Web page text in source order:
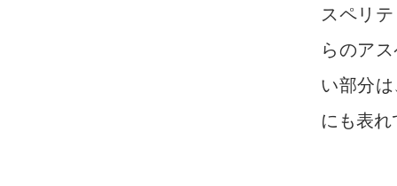
スペリ
らのア
い部分
にも表